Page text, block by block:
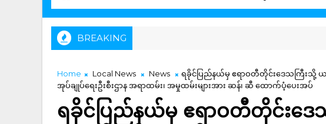
BREAKING
Home Local News News
ရခိုင်ပြည်နယ်မှ ဧရာဝတီတိုင်းဒေသကြီး
အုပ်ချုပ်ရေးဦးစီးဌာန အရာထမ်း၊ အမှုထမ်းများအား ဆန်၊ ဆီ ထောက်ပံ့ပေးအပ်
ရခိုင်ပြည်နယ်မှ ဧရာဝတီတိုင်း